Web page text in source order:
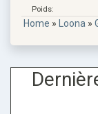
Poids:
Home » Loona »